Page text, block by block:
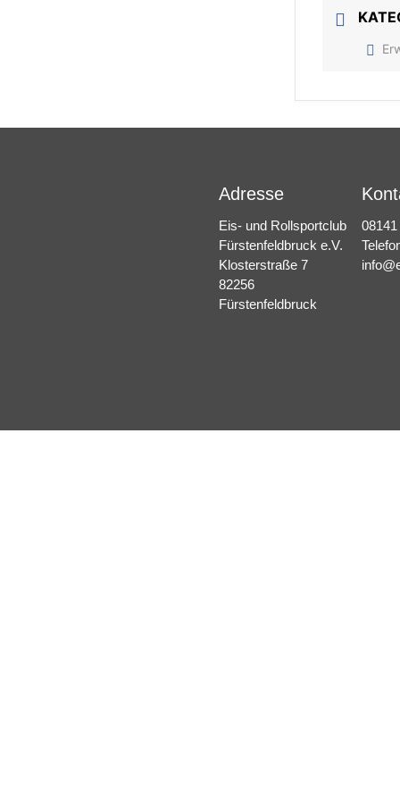
Adresse
Eis- und Rollsportclub
Fürstenfeldbruck e.V.
Klosterstraße 7
82256
Fürstenfeldbruck